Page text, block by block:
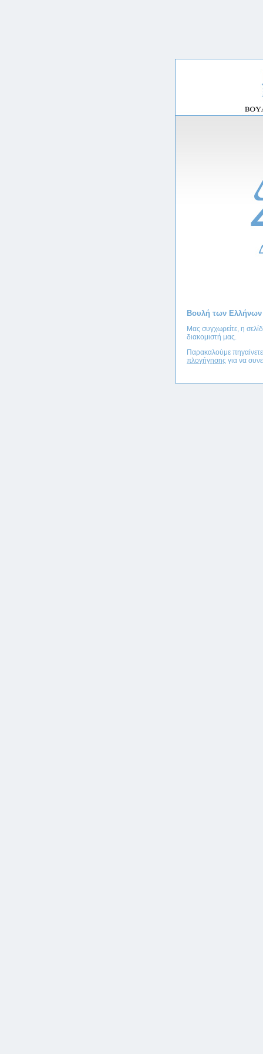
Βουλή των Ελλήνων
Μας συγχωρείτε, η
διακομιστή μας.
Παρακαλούμε
πλογήγησης για να